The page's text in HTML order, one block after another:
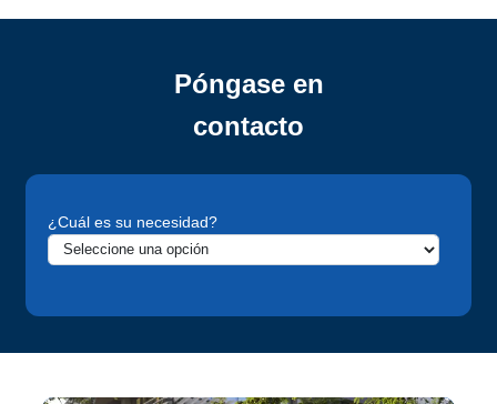
Póngase en
contacto​